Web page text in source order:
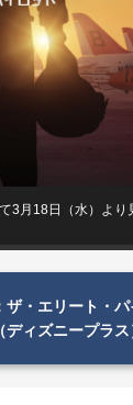
3月18日（水）よ
ザ・エリート・
ディズニープラ